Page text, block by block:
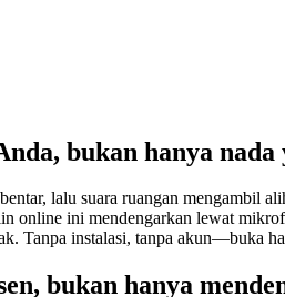
bukan hanya nada
lalu suara ruangan
online ini mendengarkan lewat
Tanpa instalasi, tanpa akun—buka
bukan hanya